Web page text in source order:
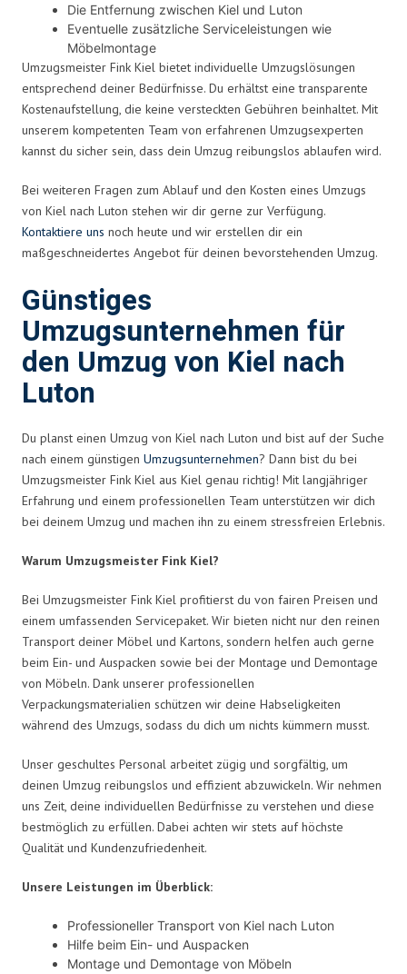
Die Entfernung zwischen Kiel und Luton
Eventuelle zusätzliche Serviceleistungen wie
Möbelmontage
Umzugsmeister Fink Kiel bietet individuelle Umzugslösungen
entsprechend deiner Bedürfnisse. Du erhältst eine transparente
Kostenaufstellung, die keine versteckten Gebühren beinhaltet. Mit
unserem kompetenten Team von erfahrenen Umzugsexperten
kannst du sicher sein, dass dein Umzug reibungslos ablaufen wird.
Bei weiteren Fragen zum Ablauf und den Kosten eines Umzugs
von Kiel nach Luton stehen wir dir gerne zur Verfügung.
Kontaktiere uns noch heute und wir erstellen dir ein
maßgeschneidertes Angebot für deinen bevorstehenden Umzug.
Günstiges
Umzugsunternehmen für
den Umzug von Kiel nach
Luton
Du planst einen Umzug von Kiel nach Luton und bist auf der Suche
nach einem günstigen Umzugsunternehmen? Dann bist du bei
Umzugsmeister Fink Kiel aus Kiel genau richtig! Mit langjähriger
Erfahrung und einem professionellen Team unterstützen wir dich
bei deinem Umzug und machen ihn zu einem stressfreien Erlebnis.
Warum Umzugsmeister Fink Kiel?
Bei Umzugsmeister Fink Kiel profitierst du von fairen Preisen und
einem umfassenden Servicepaket. Wir bieten nicht nur den reinen
Transport deiner Möbel und Kartons, sondern helfen auch gerne
beim Ein- und Auspacken sowie bei der Montage und Demontage
von Möbeln. Dank unserer professionellen
Verpackungsmaterialien schützen wir deine Habseligkeiten
während des Umzugs, sodass du dich um nichts kümmern musst.
Unser geschultes Personal arbeitet zügig und sorgfältig, um
deinen Umzug reibungslos und effizient abzuwickeln. Wir nehmen
uns Zeit, deine individuellen Bedürfnisse zu verstehen und diese
bestmöglich zu erfüllen. Dabei achten wir stets auf höchste
Qualität und Kundenzufriedenheit.
Unsere Leistungen im Überblick:
Professioneller Transport von Kiel nach Luton
Hilfe beim Ein- und Auspacken
Montage und Demontage von Möbeln